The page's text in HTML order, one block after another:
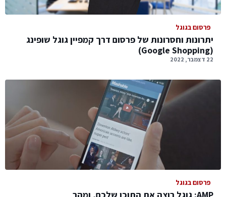
פרסום בגוגל
יתרונות וחסרונות של פרסום דרך קמפיין גוגל שופינג
(Google Shopping)
22 דצמבר, 2022
פרסום בגוגל